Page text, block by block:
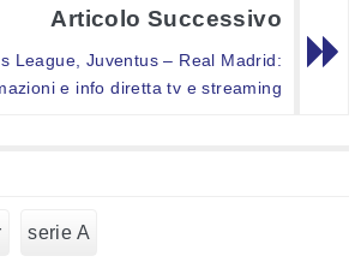
Articolo Successivo
League, Juventus – Real Madrid:
e info diretta tv e streaming
serie A